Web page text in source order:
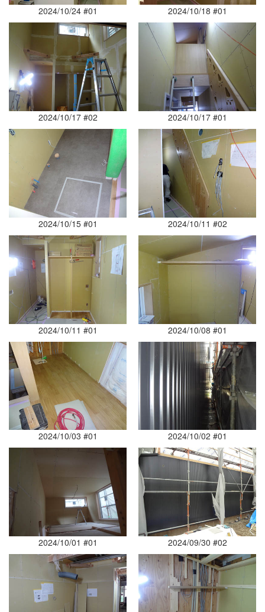
2024/10/24 #01 2024/10/18 #01
2024/10/17 #02 2024/10/17 #01
2024/10/15 #01 2024/10/11 #02
2024/10/11 #01 2024/10/08 #01
2024/10/03 #01 2024/10/02 #01
2024/10/01 #01 2024/09/30 #02